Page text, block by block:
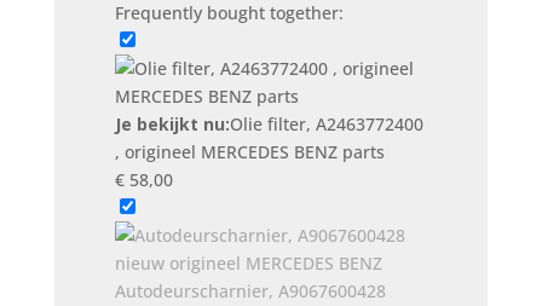
origineel
MERCEDES
parts
aantal
Frequently bought together:
Je bekijkt nu:Olie filter, A2463772400
, origineel MERCEDES BENZ parts
€58,00
Autodeurscharnier, A9067600428